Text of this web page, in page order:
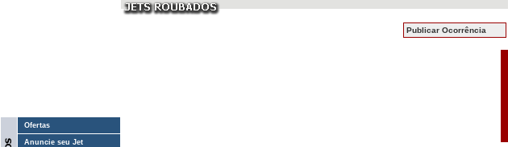
Ofertas
Anuncie seu Jet
Publicar Ocorrência